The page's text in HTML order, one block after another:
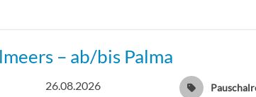
– ab/bis Palma
26.08.2026